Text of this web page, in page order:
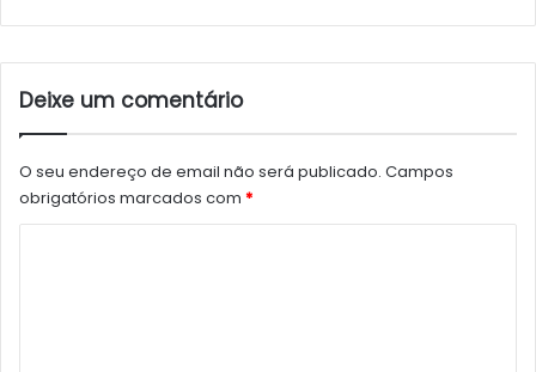
Deixe um comentário
O seu endereço de email não será publicado. Campos
obrigatórios marcados com *